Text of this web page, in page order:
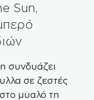
Sun,
συνδυάζει
σε ζεστές
μυαλό τη